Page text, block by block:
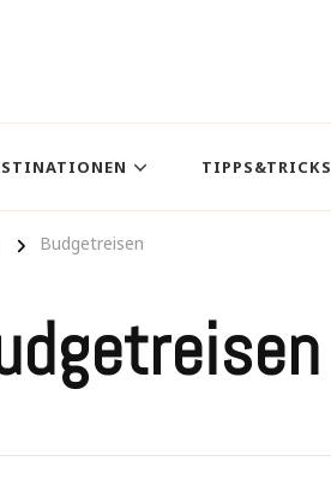
TIPPS&TRICKS
Budgetreisen